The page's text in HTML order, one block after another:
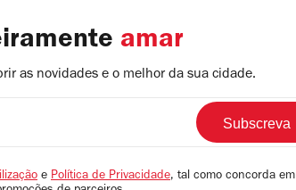
amar
as novidades e o melhor da sua cidade.
e Política de Privacidade, tal como concorda em